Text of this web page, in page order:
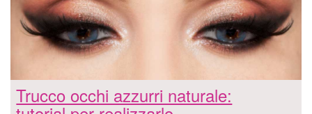
Trucco occhi azzurri naturale: